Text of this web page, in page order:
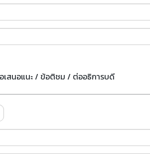
เสนอแนะ / ข้อติชม / ต่ออธิการบดี